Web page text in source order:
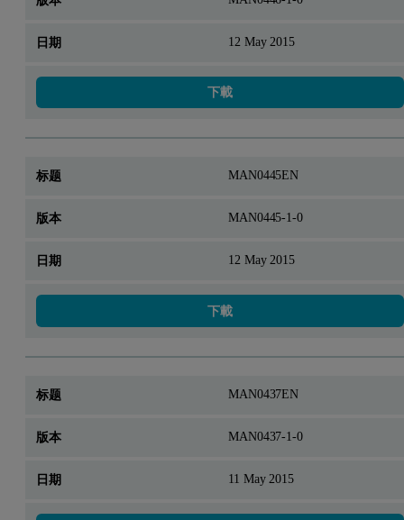
12 May 2015
下載
MAN0445EN
MAN0445-1-0
12 May 2015
下載
MAN0437EN
MAN0437-1-0
11 May 2015